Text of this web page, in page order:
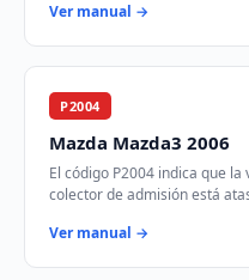
Ver manual →
P2004
Mazda Mazda3 2006
El código P2004 indica que
colector de admisión está
Ver manual →